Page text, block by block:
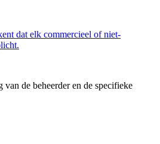
dat elk commercieel of niet-
de beheerder en de specifieke